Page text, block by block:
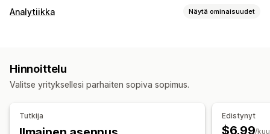
Kohdentaminen
Uudelleenkohdentaminen
Some
Analytiikka Näytä ominaisuudet
Kuvalliset materiaalit ja raportit
Hinnoittelu
Valitse yrityksellesi parhaiten sopiva sopimus.
Tutkija Edistynyt
$6.99/